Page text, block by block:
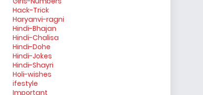
Hack-Trick
Haryanvi-ragni
Hindi-Bhajan
Hindi-Chalisa
Hindi-Dohe
Hindi-Jokes
Hindi-Shayri
Holi-wishes
ifestyle
Important